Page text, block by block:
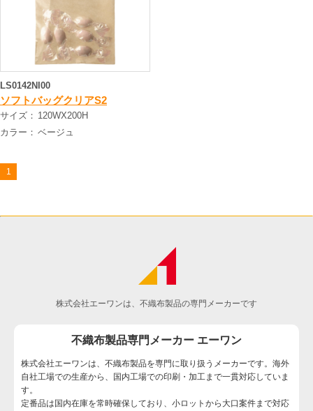
LS0142NI00
ソフトバッグクリアS2
サイズ： 120WX200H
カラー： ベージュ
1
株式会社エーワンは、不織布製品の専門メーカーです
不織布製品専門メーカー エーワン
株式会社エーワンは、不織布製品を専門に取り扱うメーカーです。海外
自社工場での生産から、国内工場での印刷・加工まで一貫対応していま
す。
定番品は国内在庫を常時確保しており、小ロットから大口案件まで対応